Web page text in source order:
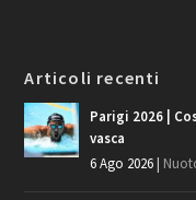
Articoli recenti
Parigi 2026 |
vasca
6 Ago 2026